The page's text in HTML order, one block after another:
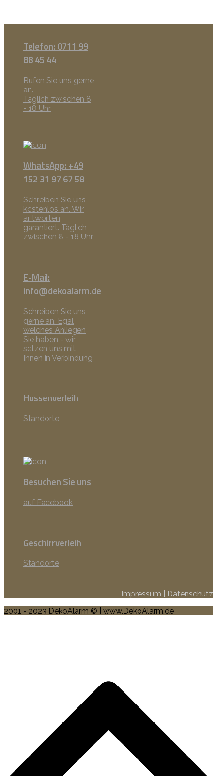
Telefon: 0711 99
88 45 44
Rufen Sie uns gerne
an.
Täglich zwischen 8
- 18 Uhr
WhatsApp: +49
152 31 97 67 58
Schreiben Sie uns
kostenlos an. Wir
antworten
garantiert. Täglich
zwischen 8 - 18 Uhr
E-Mail:
info@dekoalarm.de
Schreiben Sie uns
gerne an. Egal
welches Anliegen
Sie haben - wir
setzen uns mit
Ihnen in Verbindung.
Hussenverleih
Standorte
Besuchen Sie uns
auf Facebook
Geschirrverleih
Standorte
Impressum
Datenschutz
2001 - 2023 DekoAlarm © | www.DekoAlarm.de